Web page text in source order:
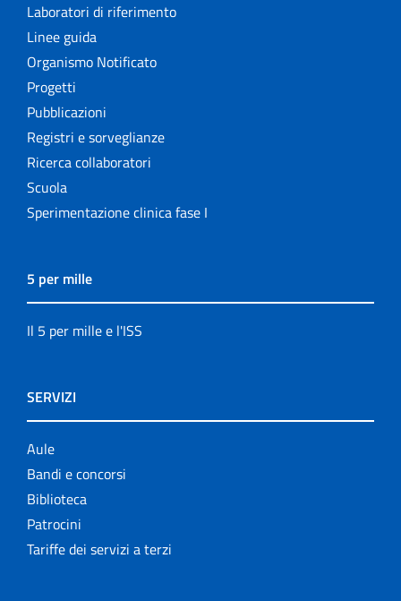
Laboratori di riferimento
Linee guida
Organismo Notificato
Progetti
Pubblicazioni
Registri e sorveglianze
Ricerca collaboratori
Scuola
Sperimentazione clinica fase I
5 per mille
Il 5 per mille e l'ISS
SERVIZI
Aule
Bandi e concorsi
Biblioteca
Patrocini
Tariffe dei servizi a terzi